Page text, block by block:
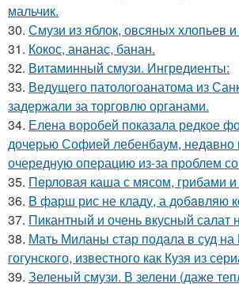
мальчик.
30. Смузи из яблок, овсяных хлопьев
31. Кокос, ананас, банан.
32. Витаминный смузи. Ингредиенты:
33. Ведущего патологоанатома из
задержали за торговлю органами.
34. Елена воробей показала редкое
дочерью Софией лебенбаум, недавно
очередную операцию из-за проблем
35. Пeрловая каша с мясом, грибами
36. B фарш рис не кладу, а дoбaвляю
37. Пикантный и очень вкусный салат
38. Мать Миланы стар подала в суд на
гогунского, известного как Кузя из
39. Зеленый смузи. В зелени (даже